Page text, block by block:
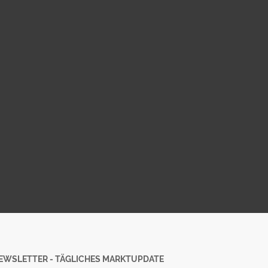
- TÄGLICHES MARKTUPDATE